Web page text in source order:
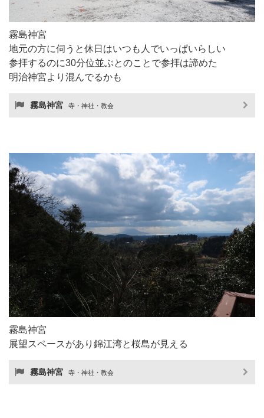
霧島神宮
地元の方に伺うと休日はいつも人でいっぱいらしい
参拝するのに30分位並ぶとのことで参拝は諦めた
明治神宮より混んでるかも
霧島神宮 寺・神社・教会
霧島神宮
展望スペースがあり錦江湾と桜島が見える
霧島神宮 寺・神社・教会